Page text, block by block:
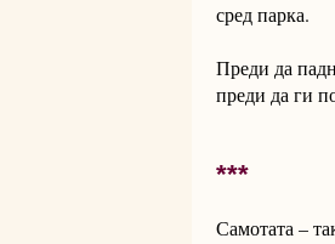
сред парка.
Преди да
преди да ги
***
Самотата –